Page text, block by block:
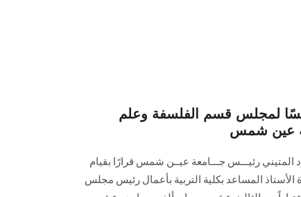
لمجلس قسم الفلسفة وعلم
عين شمس
المتيني رئيـــس جـــامعة عيــن شمس قرارًا بقيام
الأستاذ المساعد بكلية التربية بأعمال رئيس مجلس